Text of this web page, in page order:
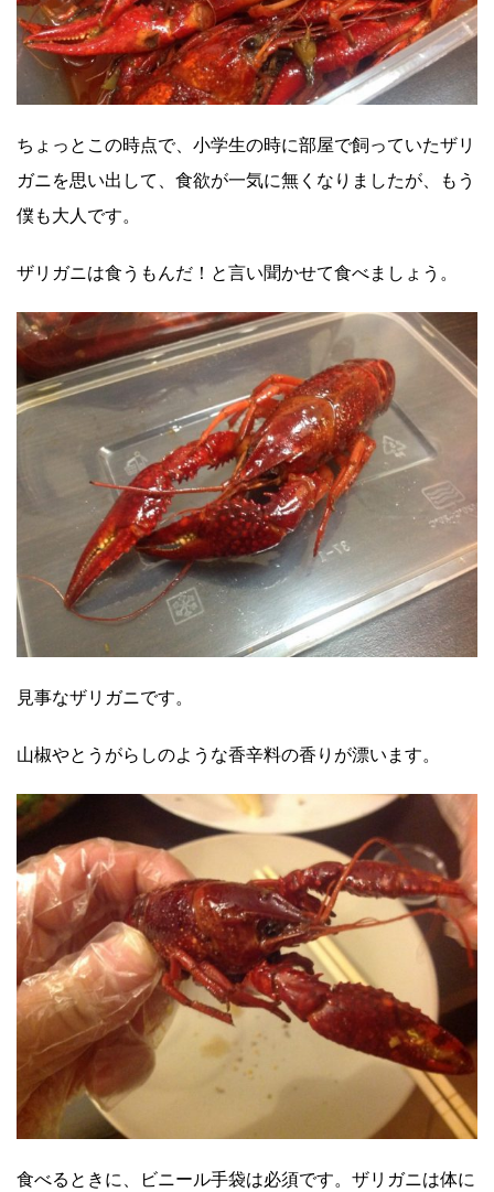
ちょっとこの時点で、小学生の時に部屋で飼っていたザリ
ガニを思い出して、食欲が一気に無くなりましたが、もう
僕も大人です。
ザリガニは食うもんだ！と言い聞かせて食べましょう。
見事なザリガニです。
山椒やとうがらしのような香辛料の香りが漂います。
食べるときに、ビニール手袋は必須です。 ザリガニは体に